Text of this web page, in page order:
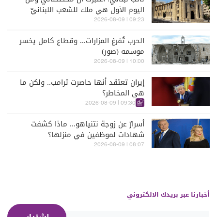
اليوم الأول هي ملك للشعب اللبنانيّ
09:23 | 2026-08-09
الحرب تُفرغ المزارات... وقطاع كامل يخسر
موسمه (صور)
10:00 | 2026-08-09
إيران تعتقد أنها حاصرت ترامب.. ولكن ما
هي المخاطر؟
09:30 | 2026-08-09
أسرارٌ عن زوجة نتنياهو... ماذا كشفت
شهادات لموظفين في منزلها؟
08:07 | 2026-08-09
أخبارنا عبر بريدك الالكتروني